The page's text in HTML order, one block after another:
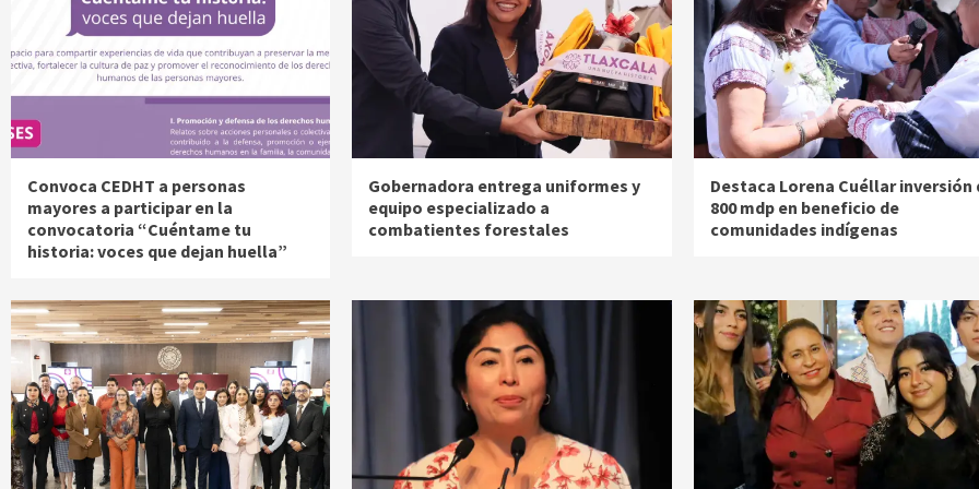
Convoca CEDHT a personas
mayores a participar en la
convocatoria “Cuéntame tu
historia: voces que dejan huella”
Gobernadora entrega uniformes y
equipo especializado a
combatientes forestales
Destaca Lorena Cuéllar inversión
800 mdp en beneficio de
comunidades indígenas